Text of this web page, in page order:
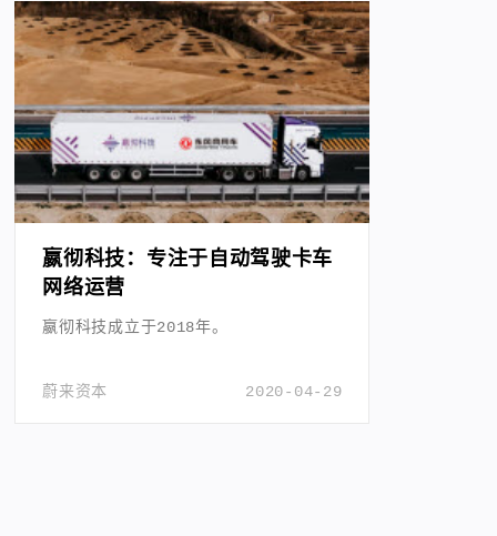
嬴彻科技：专注于自动驾驶卡车
网络运营
嬴彻科技成立于2018年。
2020-04-29
蔚来资本